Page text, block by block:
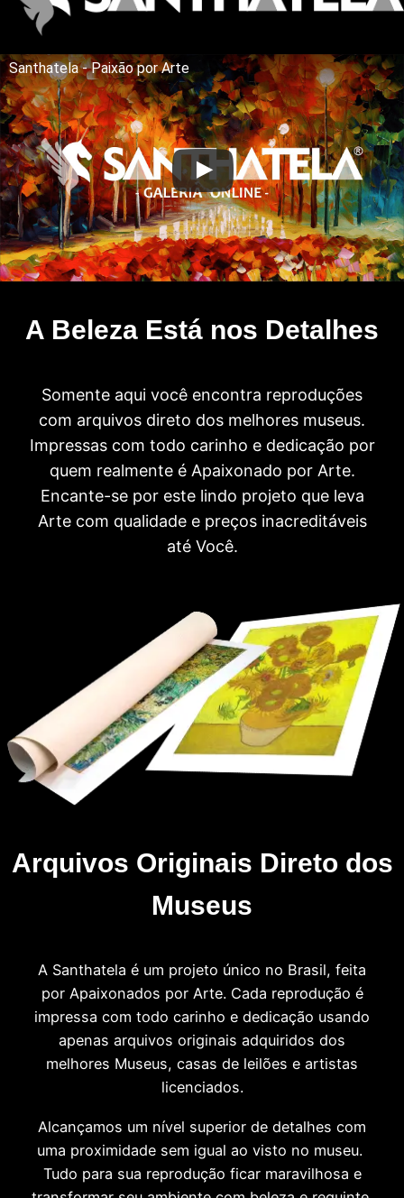
Santhatela - Paixão por Arte
A Beleza Está nos Detalhes
Somente aqui você encontra reproduções
com arquivos direto dos melhores museus.
Impressas com todo carinho e dedicação por
quem realmente é Apaixonado por Arte.
Encante-se por este lindo projeto que leva
Arte com qualidade e preços inacreditáveis
até Você.
Arquivos Originais Direto dos
Museus
A Santhatela é um projeto único no Brasil, feita
por Apaixonados por Arte. Cada reprodução é
impressa com todo carinho e dedicação usando
apenas arquivos originais adquiridos dos
melhores Museus, casas de leilões e artistas
licenciados.
Alcançamos um nível superior de detalhes com
uma proximidade sem igual ao visto no museu.
Tudo para sua reprodução ficar maravilhosa e